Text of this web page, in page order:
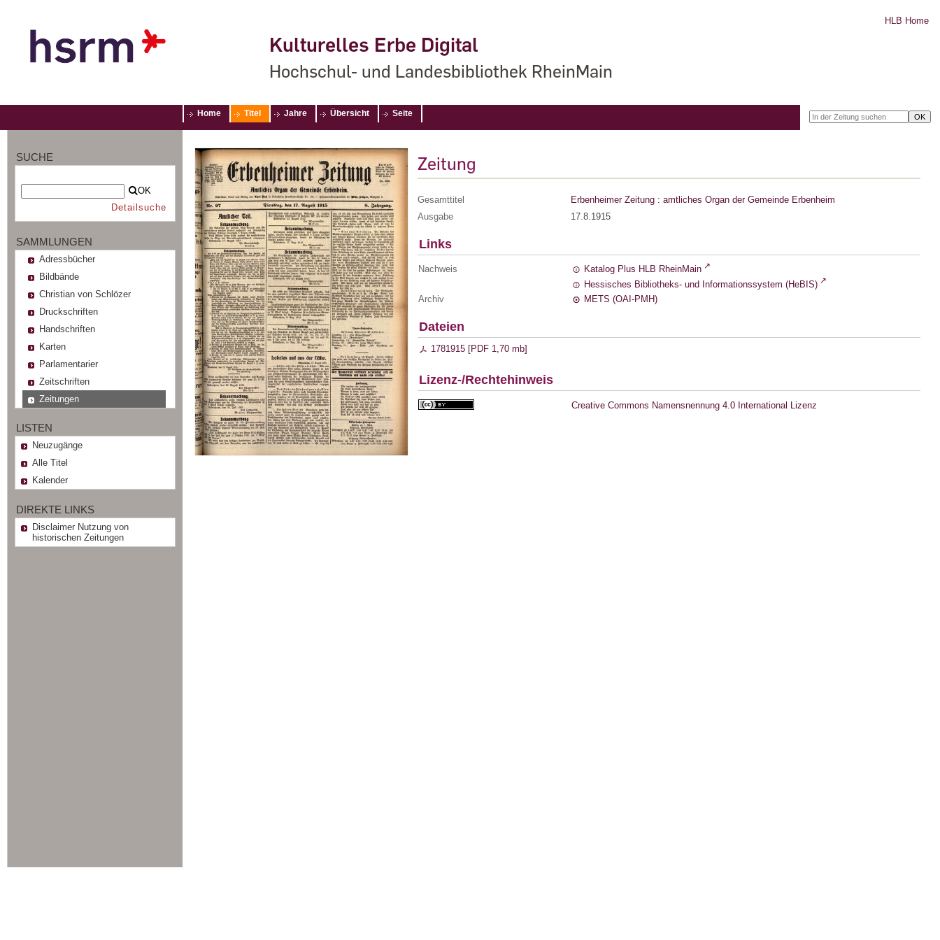
Kulturelles Erbe Digital
Hochschul- und Landesbibliothek RheinMain
HLB Home
Home Titel Jahre Übersicht Seite
SUCHE
OK
Detailsuche
SAMMLUNGEN
Adressbücher
Bildbände
Christian von Schlözer
Druckschriften
Handschriften
Karten
Parlamentarier
Zeitschriften
Zeitungen
LISTEN
Neuzugänge
Alle Titel
Kalender
DIREKTE LINKS
Disclaimer Nutzung von
historischen Zeitungen
Zeitung
Gesamttitel
Erbenheimer Zeitung : amtliches Organ der Gemeinde Erbenheim
Ausgabe
17.8.1915
Links
Nachweis
Katalog Plus HLB RheinMain
Hessisches Bibliotheks- und Informationssystem (HeBIS)
Archiv
METS (OAI-PMH)
Dateien
1781915 [PDF 1,70 mb]
Lizenz-/Rechtehinweis
Creative Commons Namensnennung 4.0 International Lizenz